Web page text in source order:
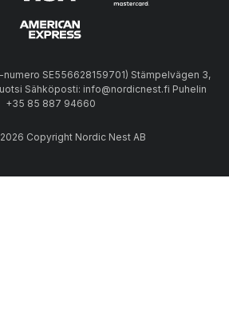
numero SE556628159701) Stämpelvägen 3,
Sähköposti: info@nordicnest.fi Puhelin
+35 85 887 94660
Copyright Nordic Nest AB